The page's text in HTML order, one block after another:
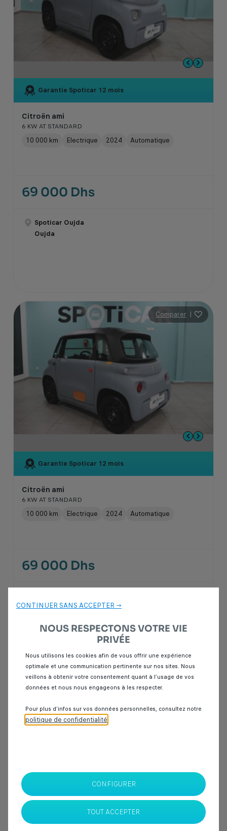
Garantie Spoticar 12 mois
Citroën ami
6 KW AT STANDARD
10 000 km Electrique 2024 Automatique
69 000 Dhs
Spoticar Oujda
Oujda
Comparer |
Garantie Spoticar 12 mois
Citroën ami
6 KW AT STANDARD
10 000 km Electrique 2024 Automatique
69 000 Dhs
Casablanca
Comparer
CONTINUER SANS ACCEPTER →
NOUS RESPECTONS VOTRE VIE
PRIVÉE
Nous utilisons les cookies afin de vous offrir une expérience
optimale et une communication pertinente sur nos sites. Nous
veillons à obtenir votre consentement quant à l’usage de vos
données et nous nous engageons à les respecter.
Pour plus d’infos sur vos données personnelles, consultez notre
politique de confidentialité
CONFIGURER
TOUT ACCEPTER